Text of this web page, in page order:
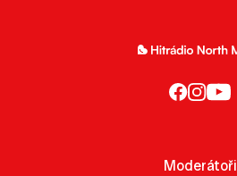
Moderátoři